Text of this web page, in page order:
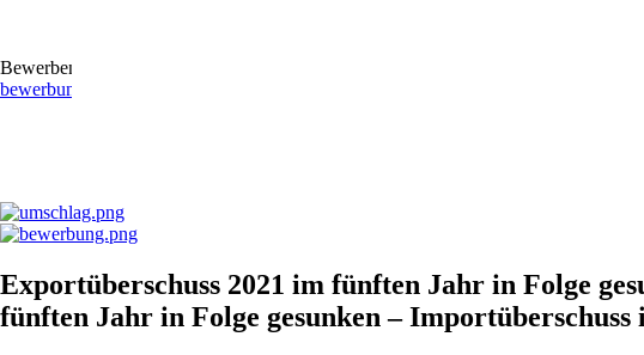
Bewerben Sie sich online oder per E-Mail
bewerbung@stb-becker-zeiler.de
Exportüberschuss 2021 im fünften Jahr in Folge
fünften Jahr in Folge gesunken –